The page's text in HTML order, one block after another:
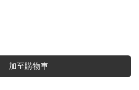
加至購物車